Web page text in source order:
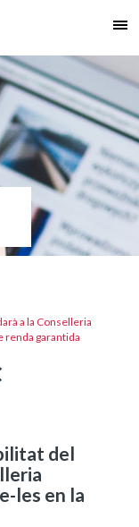
a la Conselleria
renda garantida
del
les en la